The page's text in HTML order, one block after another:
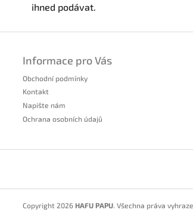
ihned podávat.
Informace pro Vás
Obchodní podmínky
Kontakt
Napište nám
Ochrana osobních údajů
Copyright 2026 HAFU PAPU. Všechna práva